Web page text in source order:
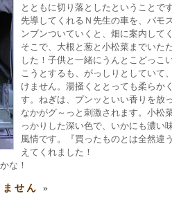
とともに切り落としたということで
先導してくれるＮ先生の車を、バモ
ンブンついていくと、畑に案内して
そこで、大根と葱と小松菜までいた
した！子供と一緒にうんとこどっこ
こうとするも、がっしりとしていて
けません。湯掻くととっても柔らか
す。ねぎは、プンッといい香りを放
なかがグ～っと刺激されます。小松
っかりした深い色で、いかにも濃い
風情です。『買ったものとは全然違
えてくれました！
な！
ません »